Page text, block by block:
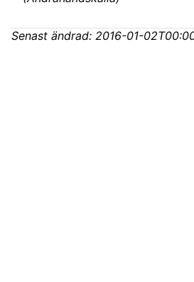
Senast ändrad: 2016-01-